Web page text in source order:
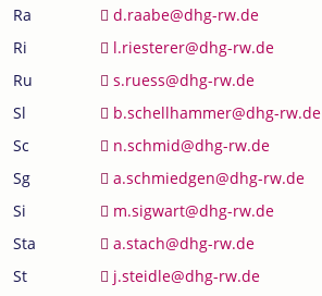
Ra
d.raabe@dhg-rw.de
Ri
l.riesterer@dhg-rw.de
Ru
s.ruess@dhg-rw.de
Sl
b.schellhammer@dhg-rw.de
Sc
n.schmid@dhg-rw.de
Sg
a.schmiedgen@dhg-rw.de
Si
m.sigwart@dhg-rw.de
Sta
a.stach@dhg-rw.de
St
j.steidle@dhg-rw.de